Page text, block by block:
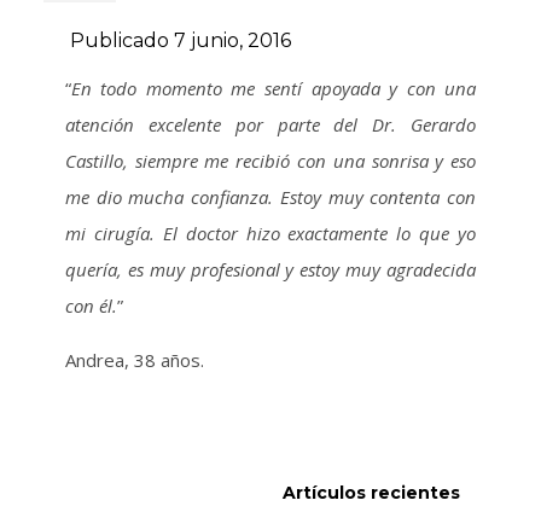
Publicado 7 junio, 2016
“En todo momento me sentí apoyada y con una
atención excelente por parte del Dr. Gerardo
Castillo, siempre me recibió con una sonrisa y eso
me dio mucha confianza. Estoy muy contenta con
mi cirugía. El doctor hizo exactamente lo que yo
quería, es muy profesional y estoy muy agradecida
con él.”
Andrea, 38 años.
Artículos recientes